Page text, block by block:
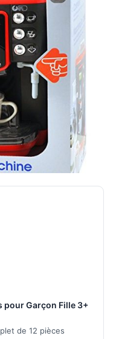
pour Garçon Fille 3+
de 12 pièces